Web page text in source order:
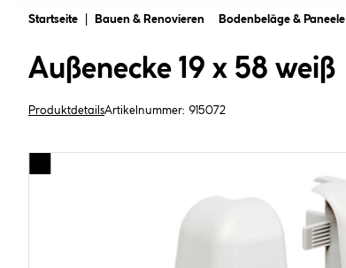
Startseite Bauen & Renovieren Bodenbeläge & Paneele
Außenecke 19 x 58 weiß
ProduktdetailsArtikelnummer: 915072